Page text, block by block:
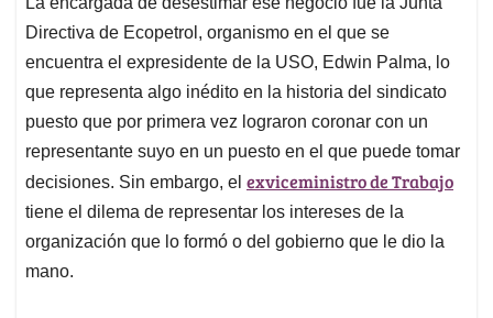
Directiva de Ecopetrol, organismo en el que se
encuentra el expresidente de la USO, Edwin Palma, lo
que representa algo inédito en la historia del sindicato
puesto que por primera vez lograron coronar con un
representante suyo en un puesto en el que puede tomar
decisiones. Sin embargo, el exviceministro de Trabajo
tiene el dilema de representar los intereses de la
organización que lo formó o del gobierno que le dio la
mano.